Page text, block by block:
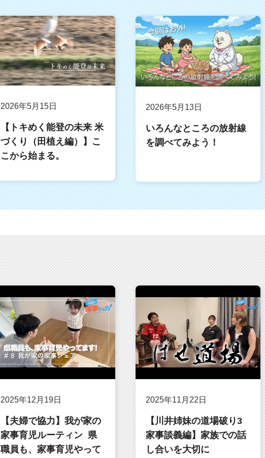
2026年5月15日
【トキめく能登の未来 米
づくり（田植え編）】こ
こから始まる。
2026年5月13日
いろんなところの放射線
を調べてみよう！
2025年12月19日
【夫婦で協力】我が家の
家事育児ルーティン 県
職員も、家事育児やって
2025年11月22日
【川井姉妹の道場破り3
家事談義編】家族での話
し合いを大切に